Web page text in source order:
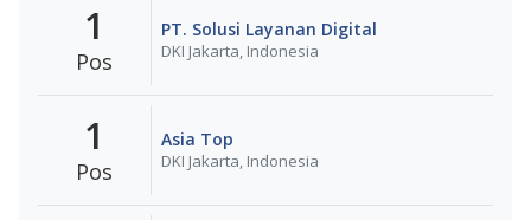
1
Pos
PT. Solusi Layanan Digital
DKI Jakarta, Indonesia
1
Pos
Asia Top
DKI Jakarta, Indonesia